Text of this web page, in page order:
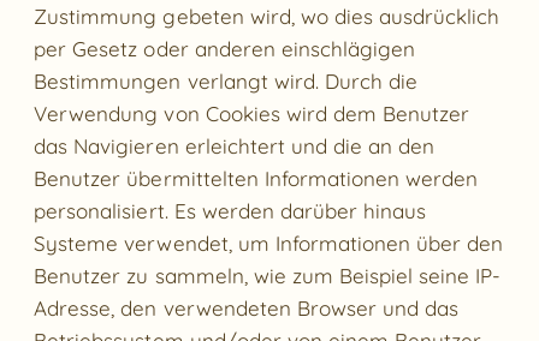
Zustimmung gebeten wird, wo dies ausdrücklich
per Gesetz oder anderen einschlägigen
Bestimmungen verlangt wird. Durch die
Verwendung von Cookies wird dem Benutzer
das Navigieren erleichtert und die an den
Benutzer übermittelten Informationen werden
personalisiert. Es werden darüber hinaus
Systeme verwendet, um Informationen über den
Benutzer zu sammeln, wie zum Beispiel seine IP-
Adresse, den verwendeten Browser und das